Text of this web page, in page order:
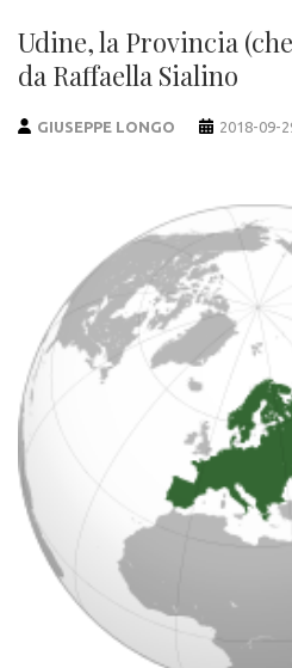
Udine, la Provincia
da Raffaella Sialino
GIUSEPPE LONGO 2018-09-